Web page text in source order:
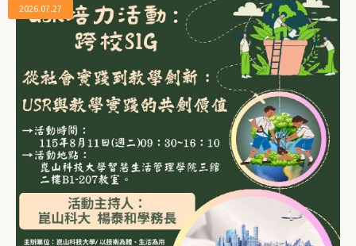
2026.07.27